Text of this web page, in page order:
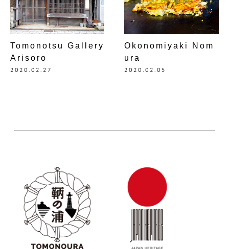
Tomonotsu Gallery
Arisoro
2020.02.27
Okonomiyaki Nom
ura
2020.02.05